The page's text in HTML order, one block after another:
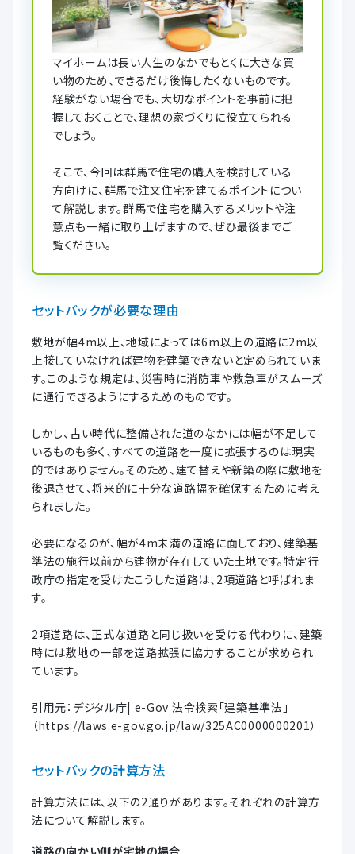
マイホームは長い人生のなかでもとくに大きな買
い物のため、できるだけ後悔したくないものです。
経験がない場合でも、大切なポイントを事前に把
握しておくことで、理想の家づくりに役立てられる
でしょう。
そこで、今回は群馬で住宅の購入を検討している
方向けに、群馬で注文住宅を建てるポイントについ
て解説します。群馬で住宅を購入するメリットや注
意点も一緒に取り上げますので、ぜひ最後までご
覧ください。
セットバックが必要な理由
敷地が幅4m以上、地域によっては6m以上の道路に2m以
上接していなければ建物を建築できないと定められていま
す。このような規定は、災害時に消防車や救急車がスムーズ
に通行できるようにするためのものです。
しかし、古い時代に整備された道のなかには幅が不足して
いるものも多く、すべての道路を一度に拡張するのは現実
的ではありません。そのため、建て替えや新築の際に敷地を
後退させて、将来的に十分な道路幅を確保するために考え
られました。
必要になるのが、幅が4m未満の道路に面しており、建築基
準法の施行以前から建物が存在していた土地です。特定行
政庁の指定を受けたこうした道路は、2項道路と呼ばれま
す。
2項道路は、正式な道路と同じ扱いを受ける代わりに、建築
時には敷地の一部を道路拡張に協力することが求められ
ています。
引用元：デジタル庁| e-Gov 法令検索「建築基準法」
（https://laws.e-gov.go.jp/law/325AC0000000201）
セットバックの計算方法
計算方法には、以下の2通りがあります。それぞれの計算方
法について解説します。